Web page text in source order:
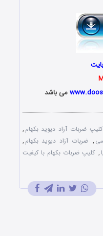
می باشد
کلیپ ضربات آزاد دیوید بکهام ,
, ضربات آزاد دیوید بکهام ,
, کلیپ ضربات بکهام با کیفیت